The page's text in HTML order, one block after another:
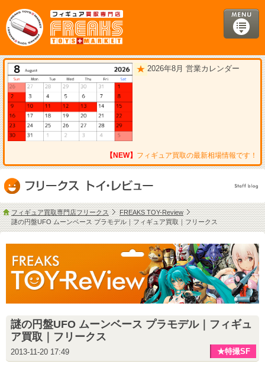
2026年8月 営業カレンダー
【NEW】 フィギュア買取の最新相場情報です！
フィギュア買取専門店フリークス
FREAKS TOY-Review
謎の円盤UFO ムーンベース プラモデル｜フィギュア買取｜フリークス
謎の円盤UFO ムーンベース プラモデル｜フィギュ
ア買取｜フリークス
2013-11-20 17:49 ★特撮SF